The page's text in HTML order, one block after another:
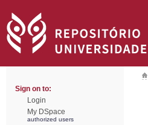
Sign on to:
Login
My DSpace
authorized users